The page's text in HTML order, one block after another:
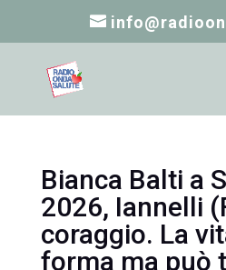
Bianca Balti a
2026, Iannelli
coraggio. La
forma ma può